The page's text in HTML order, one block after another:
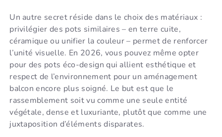
Un autre secret réside dans le choix des matériaux :
privilégier des pots similaires – en terre cuite,
céramique ou unifier la couleur – permet de renforcer
l’unité visuelle. En 2026, vous pouvez même opter
pour des pots éco-design qui allient esthétique et
respect de l’environnement pour un aménagement
balcon encore plus soigné. Le but est que le
rassemblement soit vu comme une seule entité
végétale, dense et luxuriante, plutôt que comme une
juxtaposition d’éléments disparates.